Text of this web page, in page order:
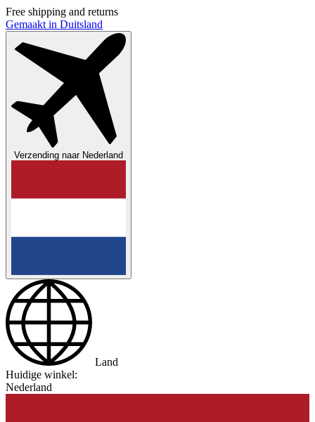
Free shipping and returns
Gemaakt in Duitsland
Verzending naarNederland
Land
Huidige winkel:
Nederland